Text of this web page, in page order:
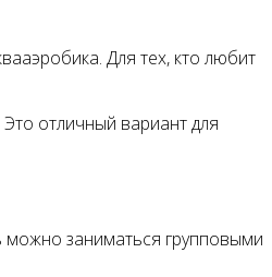
Для тех, кто любит
отличный вариант для
можно заниматься групповыми